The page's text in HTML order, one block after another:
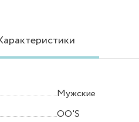
Мужские
OO'S